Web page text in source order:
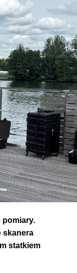
pomiary.
skanera
statkiem